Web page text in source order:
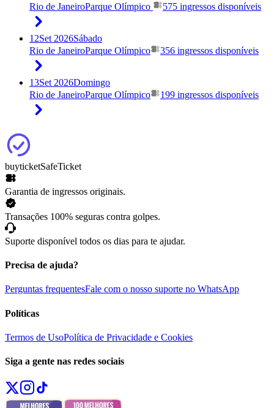
Rio de JaneiroParque Olímpico 575 ingressos disponíveis
12Set 2026Sábado
Rio de JaneiroParque Olímpico 356 ingressos disponíveis
13Set 2026Domingo
Rio de JaneiroParque Olímpico 199 ingressos disponíveis
buyticketSafeTicket
Garantia de ingressos originais.
Transações 100% seguras contra golpes.
Suporte disponível todos os dias para te ajudar.
Precisa de ajuda?
Perguntas frequentesFale com o nosso suporte no WhatsApp
Políticas
Termos de UsoPolítica de Privacidade e Cookies
Siga a gente nas redes sociais